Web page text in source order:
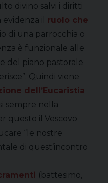
divino salvi i diritti
il ruolo che
di una parrocchia o
è funzionale alle
del piano pastorale
Quindi viene
dell’Eucaristia
sempre nella
questo il Vescovo
“le nostre
di quest’incontro
(battesimo,